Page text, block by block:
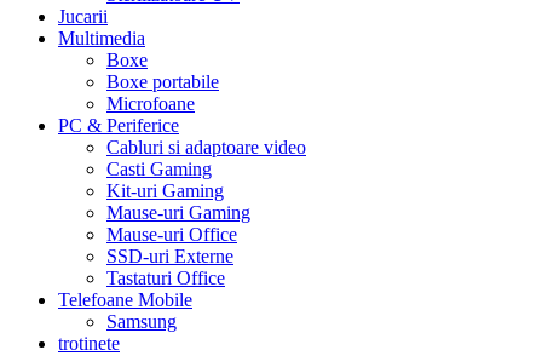
Jucarii
Multimedia
Boxe
Boxe portabile
Microfoane
PC & Periferice
Cabluri si adaptoare video
Casti Gaming
Kit-uri Gaming
Mause-uri Gaming
Mause-uri Office
SSD-uri Externe
Tastaturi Office
Telefoane Mobile
Samsung
trotinete